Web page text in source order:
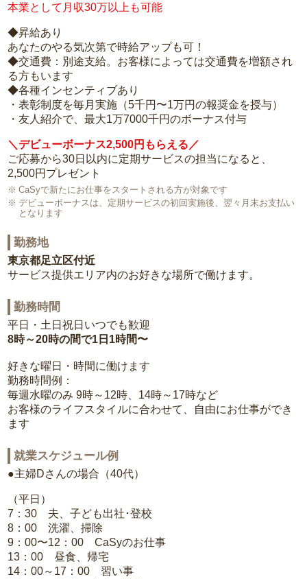
本業として月収30万以上も可能
◆昇給あり
あなたのやる気次第で時給アップも可！
◆交通費：別途支給。お客様によっては交通費を増額され
る方もいます
◆各種インセンティブあり
・表彰制度を毎月実施（5千円〜1万円の報奨金を授与）
・友人紹介で、最大1万7000千円のボーナス付与
＼デビューボーナス2,500円もらえる／
ご応募から30日以内に定期サービスの担当になると、
2,500円プレゼント
CaSyで新たにお仕事をスタートされる方が対象です
デビューボーナスは、定期サービスの初回実施後、翌々月末お支払い
となります
勤務地
東京都足立区付近
サービス提供エリア内のお好きな場所で働けます。
勤務時間
平日・土日祝日いつでも歓迎
8時～20時の間で1日1時間〜
好きな曜日・時間に働けます
勤務時間例：
毎週水曜のみ 9時～12時、14時～17時など
お客様のライフスタイルに合わせて、自由にお仕事ができ
ます
就業スケジュール例
●主婦Dさんの場合（40代）
（平日）
7：30 夫、子ども出社･登校
8：00 洗濯、掃除
9：00〜12：00 CaSyのお仕事
13：00 昼食、帰宅
14：00～17：00 習い事